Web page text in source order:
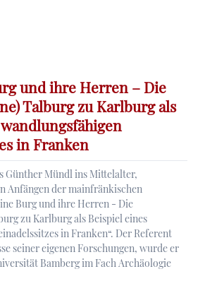
und ihre Herren – Die
Talburg zu Karlburg als
in Franken
Günther Mündl ins Mittelalter,
Anfängen der mainfränkischen
Burg und ihre Herren - Die
zu Karlburg als Beispiel eines
in Franken“. Der Referent
seiner eigenen Forschungen, wurde er
Bamberg im Fach Archäologie